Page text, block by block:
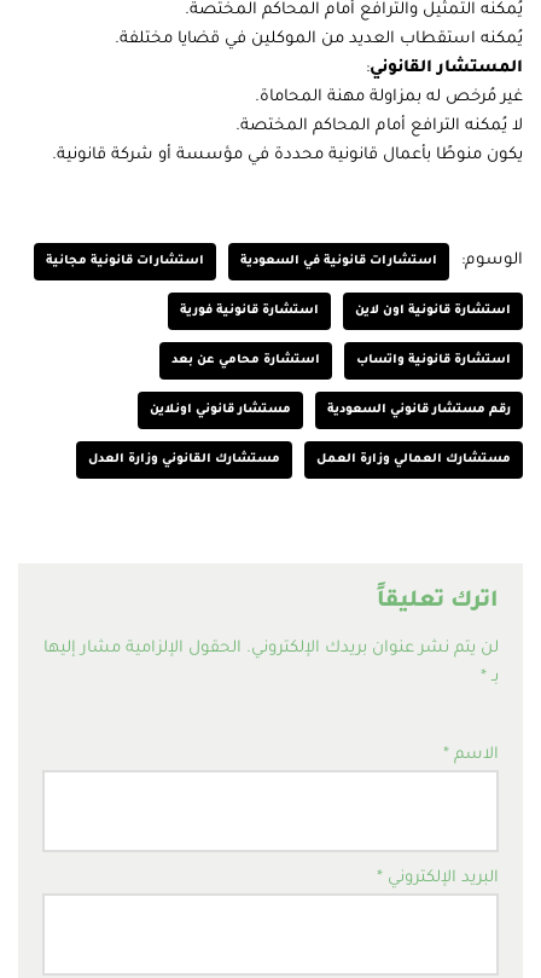
يُمكنه التمثيل والترافع أمام المحاكم المختصة.
يُمكنه استقطاب العديد من الموكلين في قضايا مختلفة.
المستشار القانوني:
غير مُرخص له بمزاولة مهنة المحاماة.
لا يُمكنه الترافع أمام المحاكم المختصة.
يكون منوطًا بأعمال قانونية محددة في مؤسسة أو شركة قانونية.
الوسوم: استشارات قانونية في السعودية استشارات قانونية مجانية
استشارة قانونية اون لاين استشارة قانونية فورية
استشارة قانونية واتساب استشارة محامي عن بعد
رقم مستشار قانوني السعودية مستشار قانوني اونلاين
مستشارك العمالي وزارة العمل مستشارك القانوني وزارة العدل
اترك تعليقاً
لن يتم نشر عنوان بريدك الإلكتروني. الحقول الإلزامية مشار إليها
بـ *
الاسم *
البريد الإلكتروني *